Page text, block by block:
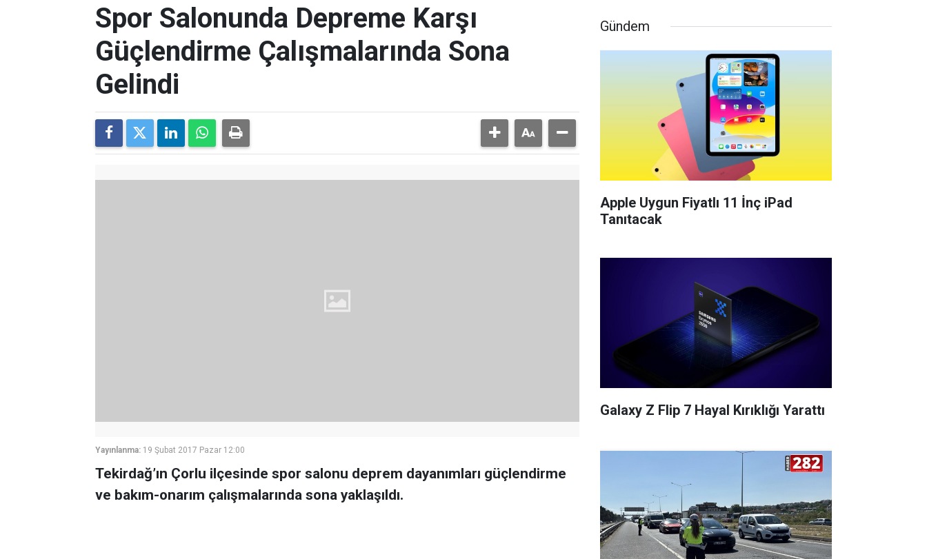
Spor Salonunda Depreme Karşı
Güçlendirme Çalışmalarında Sona
Gelindi
Yayınlanma: 19 Şubat 2017 Pazar 12:00
Tekirdağ’ın Çorlu ilçesinde spor salonu deprem dayanımları güçlendirme
ve bakım-onarım çalışmalarında sona yaklaşıldı.
Gündem
Apple Uygun Fiyatlı 11 İnç iPad
Tanıtacak
Galaxy Z Flip 7 Hayal Kırıklığı Yarattı